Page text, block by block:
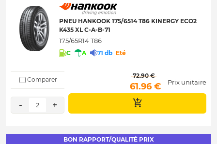
PNEU HANKOOK 175/6514 T86 KINERGY ECO2
K435 XL C-A-B-71
175/65R14 T86
C A 71 db Eté
Comparer
- 2 +
72.90 €
61.96 € Prix unitaire
BON RAPPORT/QUALITÉ PRIX